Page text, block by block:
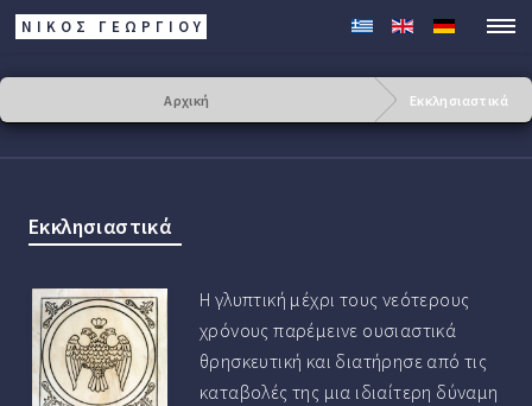
ΝΙΚΟΣ ΓΕΩΡΓΊΟΥ
Αρχική Εκκλησιαστικά
Εκκλησιαστικά
Η γλυπτική μέχρι τους νεότερους
χρόνους παρέμεινε ουσιαστικά
θρησκευτική και διατήρησε από τις
καταβολές της μια ιδιαίτερη δύναμη